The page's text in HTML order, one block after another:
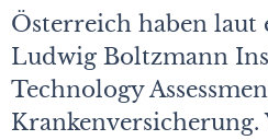
Österreich haben laut
Ludwig Boltzmann
Technology